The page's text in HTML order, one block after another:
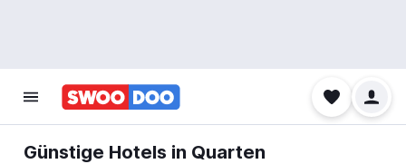
Günstige Hotels in Quarten